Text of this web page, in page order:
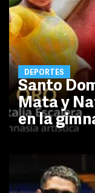
DEPORTES
Santo
Mata y
en la